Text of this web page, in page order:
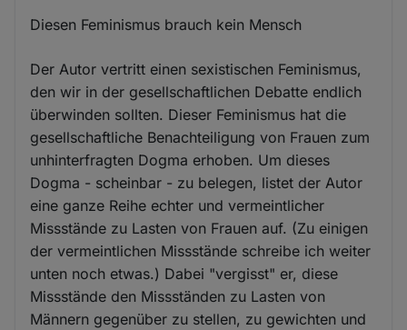
Diesen Feminismus brauch kein Mensch
Der Autor vertritt einen sexistischen Feminismus,
den wir in der gesellschaftlichen Debatte endlich
überwinden sollten. Dieser Feminismus hat die
gesellschaftliche Benachteiligung von Frauen zum
unhinterfragten Dogma erhoben. Um dieses
Dogma - scheinbar - zu belegen, listet der Autor
eine ganze Reihe echter und vermeintlicher
Missstände zu Lasten von Frauen auf. (Zu einigen
der vermeintlichen Missstände schreibe ich weiter
unten noch etwas.) Dabei "vergisst" er, diese
Missstände den Missständen zu Lasten von
Männern gegenüber zu stellen, zu gewichten und